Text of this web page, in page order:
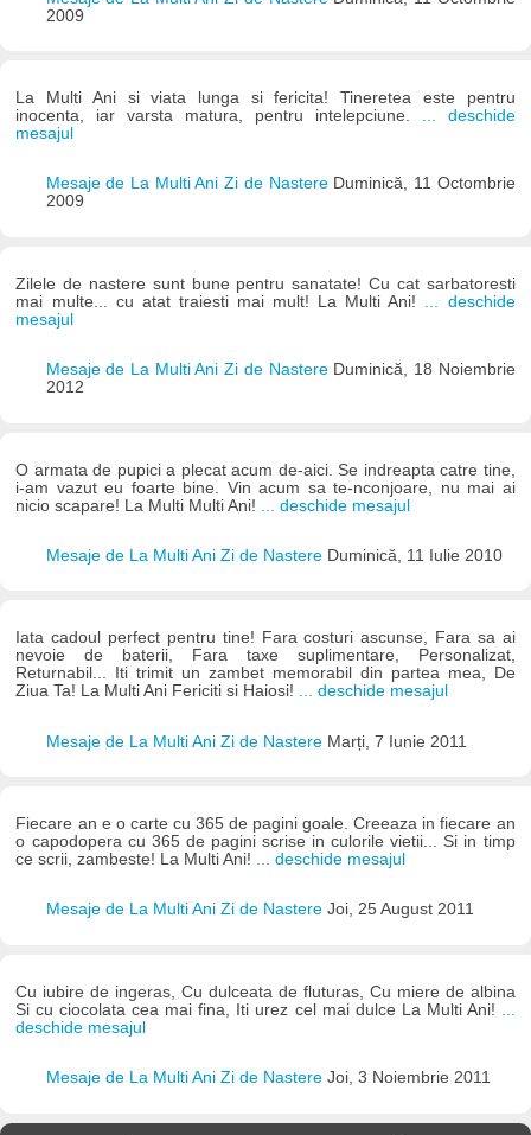
2009
La Multi Ani si viata lunga si fericita! Tineretea este pentru
inocenta, iar varsta matura, pentru intelepciune. ... deschide
mesajul
Mesaje de La Multi Ani Zi de Nastere Duminică, 11 Octombrie
2009
Zilele de nastere sunt bune pentru sanatate! Cu cat sarbatoresti
mai multe... cu atat traiesti mai mult! La Multi Ani!
... deschide
mesajul
Mesaje de La Multi Ani Zi de Nastere Duminică, 18 Noiembrie
2012
O armata de pupici a plecat acum de-aici. Se indreapta catre tine,
i-am vazut eu foarte bine. Vin acum sa te-nconjoare, nu mai ai
nicio scapare! La Multi Multi Ani!
... deschide mesajul
Mesaje de La Multi Ani Zi de Nastere Duminică, 11 Iulie 2010
Iata cadoul perfect pentru tine! Fara costuri ascunse, Fara sa ai
nevoie de baterii, Fara taxe suplimentare, Personalizat,
Returnabil... Iti trimit un zambet memorabil din partea mea, De
Ziua Ta! La Multi Ani Fericiti si Haiosi! ... deschide mesajul
Mesaje de La Multi Ani Zi de Nastere Marți, 7 Iunie 2011
Fiecare an e o carte cu 365 de pagini goale. Creeaza in fiecare an
o capodopera cu 365 de pagini scrise in culorile vietii... Si in timp
ce scrii, zambeste! La Multi Ani! ... deschide mesajul
Mesaje de La Multi Ani Zi de Nastere Joi, 25 August 2011
Cu iubire de ingeras, Cu dulceata de fluturas, Cu miere de albina
Si cu ciocolata cea mai fina, Iti urez cel mai dulce La Multi Ani!
deschide mesajul
Mesaje de La Multi Ani Zi de Nastere Joi, 3 Noiembrie 2011